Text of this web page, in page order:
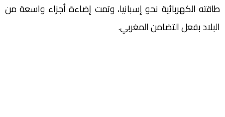
طاقته الكهربائية نحو إسبانيا، وتمت إضاءة أجزاء واسعة من
البلاد بفعل التضامن المغربي.